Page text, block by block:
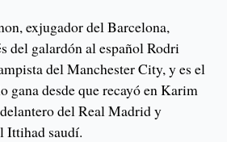
exjugador del Barcelona,
del galardón al español Rodri
del Manchester City, y es el
gana desde que recayó en Karim
del Real Madrid y
Ittihad saudí.